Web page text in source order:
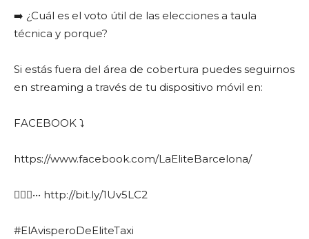
➡️ ¿Cuál es el voto útil de las elecciones a taula
técnica y porque?
Si estás fuera del área de cobertura puedes seguirnos
en streaming a través de tu dispositivo móvil en:
FACEBOOK ⤵️
https://www.facebook.com/LaEliteBarcelona/
👉🏼📱••• http://bit.ly/1Uv5LC2
#ElAvisperoDeEliteTaxi